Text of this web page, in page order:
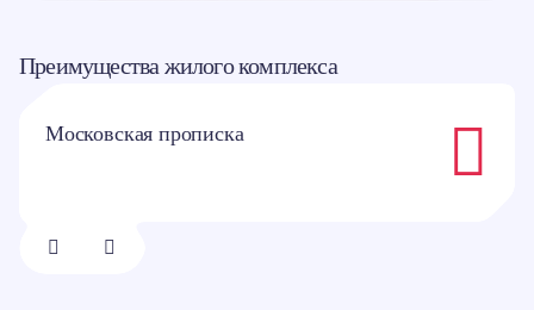
Преимущества жилого комплекса
Московская прописка